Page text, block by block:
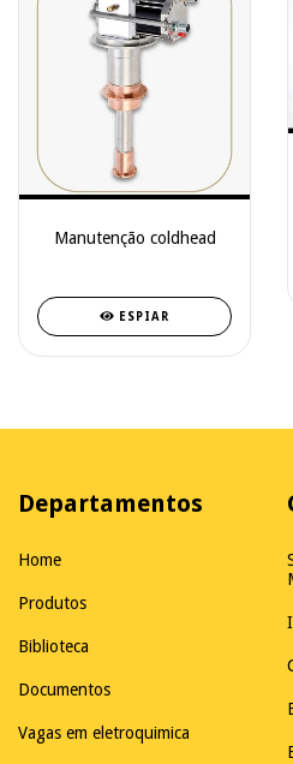
Manutenção coldhead
ESPIAR
Departamentos
Home
Produtos
Biblioteca
Documentos
Vagas em eletroquimica